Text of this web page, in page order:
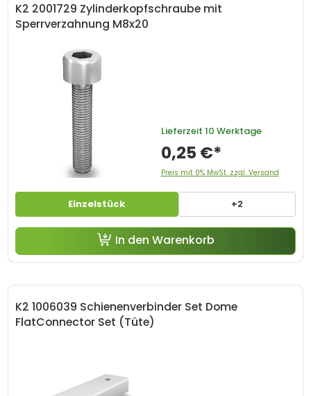
K2 2001729 Zylinderkopfschraube mit
Sperrverzahnung M8x20
Einzelstück +2
Lieferzeit 10 Werktage
0,25 €*
Preis mit 0% MwSt. zzgl. Versand
In den Warenkorb
K2 1006039 Schienenverbinder Set Dome
FlatConnector Set (Tüte)